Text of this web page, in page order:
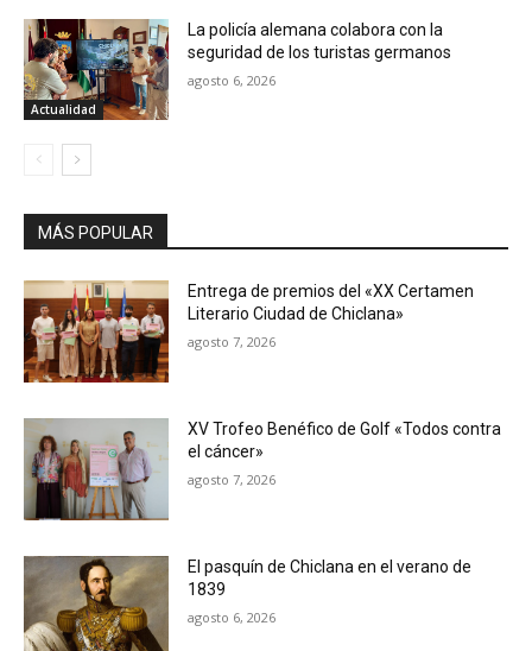
Actualidad
La policía alemana colabora con la
seguridad de los turistas germanos
agosto 6, 2026
MÁS POPULAR
Entrega de premios del «XX Certamen
Literario Ciudad de Chiclana»
agosto 7, 2026
XV Trofeo Benéfico de Golf «Todos contra
el cáncer»
agosto 7, 2026
El pasquín de Chiclana en el verano de
1839
agosto 6, 2026